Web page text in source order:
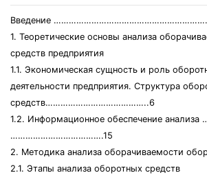
Введение
1. Теоретические основы анализа
средств предприятия
1.1. Экономическая сущность и роль
деятельности предприятия. Структура
средств…………………………………..6
1.2. Информационное обеспечение анализа
……………………………….15
2. Методика анализа оборачиваемости
2.1. Этапы анализа оборотных средств